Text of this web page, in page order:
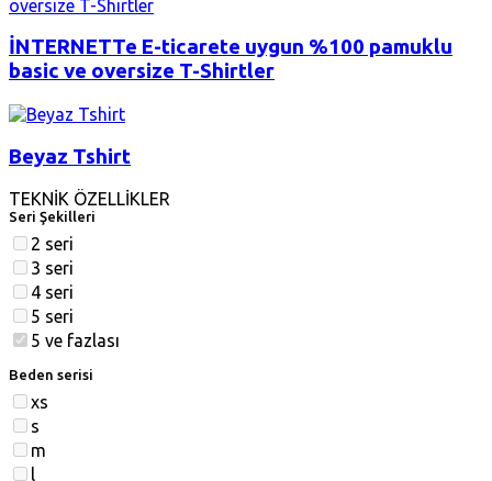
İNTERNETTe E-ticarete uygun %100 pamuklu
basic ve oversize T-Shirtler
Beyaz Tshirt
TEKNİK ÖZELLİKLER
Seri Şekilleri
2 seri
3 seri
4 seri
5 seri
5 ve fazlası
Beden serisi
xs
s
m
l